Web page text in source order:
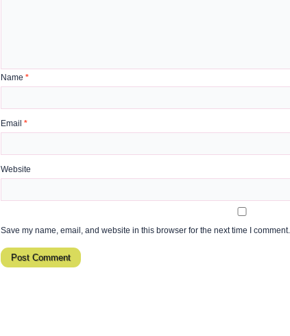
Name *
Email *
Website
Save my name, email, and website in this browser for the next time I comment.